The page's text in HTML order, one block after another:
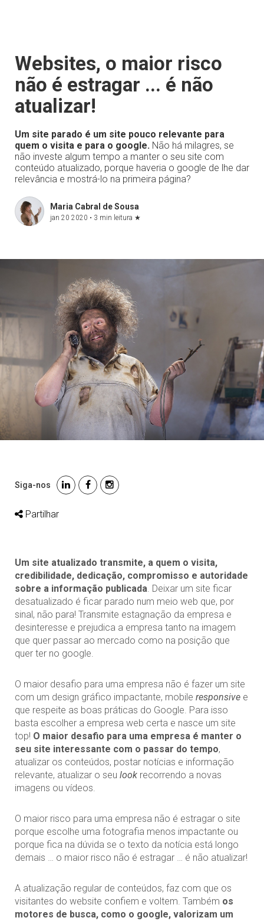
Websites, o maior risco
não é estragar ... é não
atualizar!
Um site parado é um site pouco relevante para
quem o visita e para o google. Não há milagres, se
não investe algum tempo a manter o seu site com
conteúdo atualizado, porque haveria o google de lhe dar
relevância e mostrá-lo na primeira página?
Maria Cabral de Sousa
jan 20 2020 • 3 min leitura ★
Siga-nos
Partilhar
Um site atualizado transmite, a quem o visita,
credibilidade, dedicação, compromisso e autoridade
sobre a informação publicada. Deixar um site ficar
desatualizado é ficar parado num meio web que, por
sinal, não para! Transmite estagnação da empresa e
desinteresse e prejudica a empresa tanto na imagem
que quer passar ao mercado como na posição que
quer ter no google.
O maior desafio para uma empresa não é fazer um site
com um design gráfico impactante, mobile responsive e
que respeite as boas práticas do Google. Para isso
basta escolher a empresa web certa e nasce um site
top! O maior desafio para uma empresa é manter o
seu site interessante com o passar do tempo,
atualizar os conteúdos, postar notícias e informação
relevante, atualizar o seu look recorrendo a novas
imagens ou vídeos.
O maior risco para uma empresa não é estragar o site
porque escolhe uma fotografia menos impactante ou
porque fica na dúvida se o texto da notícia está longo
demais … o maior risco não é estragar … é não atualizar!
A atualização regular de conteúdos, faz com que os
visitantes do website confiem e voltem. Também os
motores de busca, como o google, valorizam um